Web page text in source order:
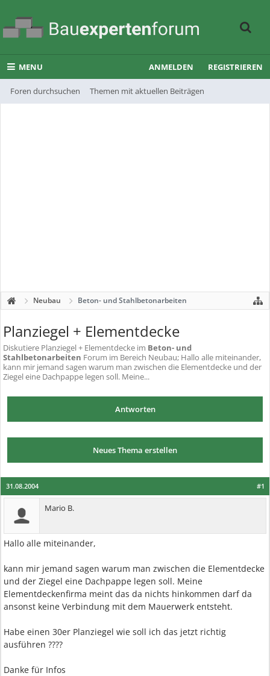
MENU
Foren durchsuchen Themen mit aktuellen Beiträgen
ANMELDEN REGISTRIEREN
Neubau Beton- und Stahlbetonarbeiten
Planziegel + Elementdecke
Diskutiere Planziegel + Elementdecke im Beton- und
Stahlbetonarbeiten Forum im Bereich Neubau; Hallo alle miteinander,
kann mir jemand sagen warum man zwischen die Elementdecke und der
Ziegel eine Dachpappe legen soll. Meine...
Antworten
Neues Thema erstellen
#1
31.08.2004
Mario B.
Hallo alle miteinander,
kann mir jemand sagen warum man zwischen die Elementdecke
und der Ziegel eine Dachpappe legen soll. Meine
Elementdeckenfirma meint das da nichts hinkommen darf da
ansonst keine Verbindung mit dem Mauerwerk entsteht.
Habe einen 30er Planziegel wie soll ich das jetzt richtig
ausführen ????
Danke für Infos